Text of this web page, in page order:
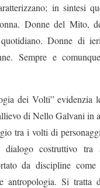
in sintesi
Donne del Mito,
Donne di
Sempre e
dei Volti” evidenzia
di Nello Galvani in
tra i volti di
costruttivo tra
da discipline come
antropologia. Si tratta